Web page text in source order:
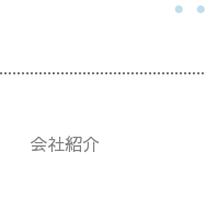
会社紹介